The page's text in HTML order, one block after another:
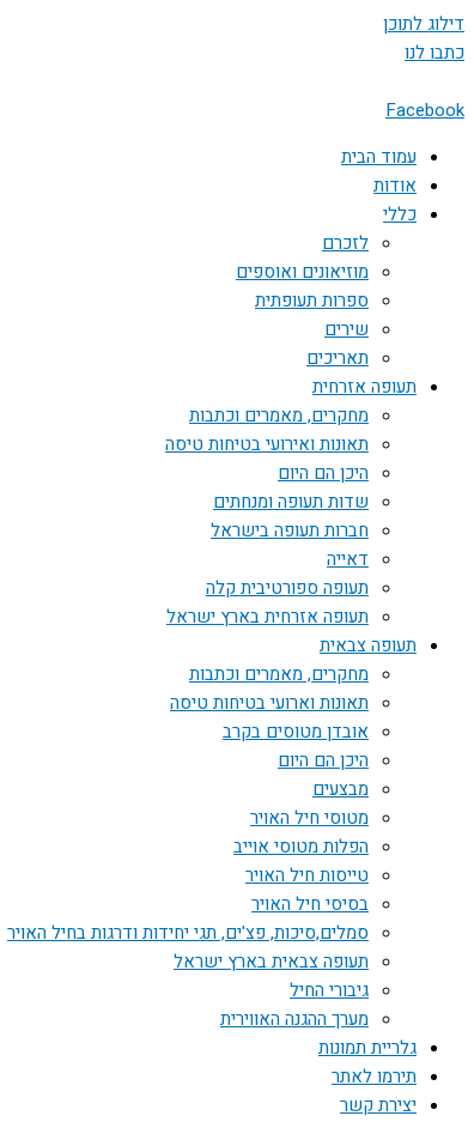
דילוג לתוכן
כתבו לנו
Facebook
עמוד הבית
אודות
כללי
לזכרם
מוזיאונים ואוספים
ספרות תעופתית
שירים
תאריכים
תעופה אזרחית
מחקרים, מאמרים וכתבות
תאונות ואירועי בטיחות טיסה
היכן הם היום
שדות תעופה ומנחתים
חברות תעופה בישראל
דאייה
תעופה ספורטיבית קלה
תעופה אזרחית בארץ ישראל
תעופה צבאית
מחקרים, מאמרים וכתבות
תאונות וארועי בטיחות טיסה
אובדן מטוסים בקרב
היכן הם היום
מבצעים
מטוסי חיל האויר
הפלות מטוסי אוייב
טייסות חיל האויר
בסיסי חיל האויר
סמלים,סיכות, פצ'ים, תגי יחידות ודרגות בחיל האויר
תעופה צבאית בארץ ישראל
גיבורי החיל
מערך ההגנה האווירית
גלריית תמונות
תירמו לאתר
יצירת קשר